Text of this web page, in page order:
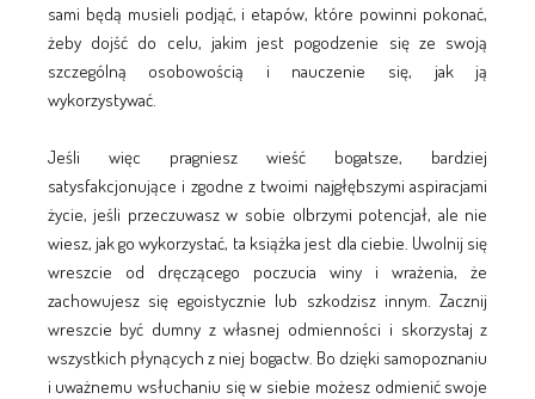
sami będą musieli podjąć, i etapów, które powinni pokonać,
żeby dojść do celu, jakim jest pogodzenie się ze swoją
szczególną osobowością i nauczenie się, jak ją
wykorzystywać.
Jeśli więc pragniesz wieść bogatsze, bardziej
satysfakcjonujące i zgodne z twoimi najgłębszymi aspiracjami
życie, jeśli przeczuwasz w sobie olbrzymi potencjał, ale nie
wiesz, jak go wykorzystać, ta książka jest dla ciebie. Uwolnij się
wreszcie od dręczącego poczucia winy i wrażenia, że
zachowujesz się egoistycznie lub szkodzisz innym. Zacznij
wreszcie być dumny z własnej odmienności i skorzystaj z
wszystkich płynących z niej bogactw. Bo dzięki samopoznaniu
i uważnemu wsłuchaniu się w siebie możesz odmienić swoje